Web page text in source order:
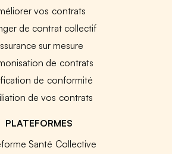
vos contrats
de contrat collectif
sur mesure
de contrats
de conformité
de vos contrats
PLATEFORMES
Santé Collective